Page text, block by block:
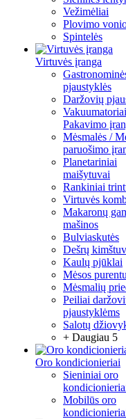
Vežimėliai
Plovimo
Spintelės
Virtuvės įranga
pjaustyklės
Daržovių
Pakavimo
Mėsmalės /
paruošimo
Planetariniai
maišytuvai
Rankiniai
Virtuvės
Makaronų
mašinos
Bulviaskutės
Dešrų
Kaulų pjūklai
Mėsos
Mėsmalių
Peiliai
pjaustyklėms
Salotų
+ Daugiau 5
Oro kondicionieriai
Sieniniai oro
Mobilūs oro